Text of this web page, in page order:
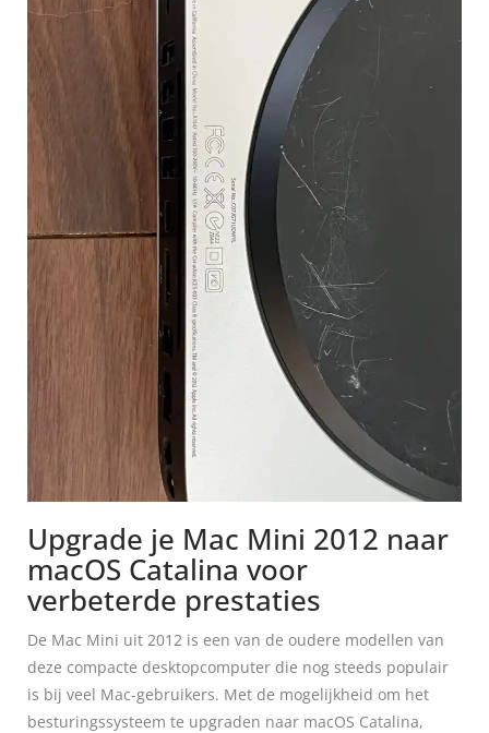
Upgrade je Mac Mini 2012 naar
macOS Catalina voor
verbeterde prestaties
De Mac Mini uit 2012 is een van de oudere modellen van
deze compacte desktopcomputer die nog steeds populair
is bij veel Mac-gebruikers. Met de mogelijkheid om het
besturingssysteem te upgraden naar macOS Catalina,